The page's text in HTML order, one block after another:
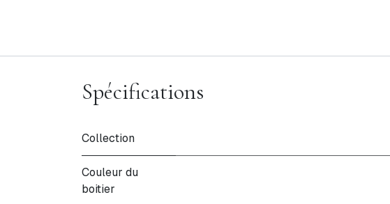
Spécifications
Collection
Couleur du
boitier